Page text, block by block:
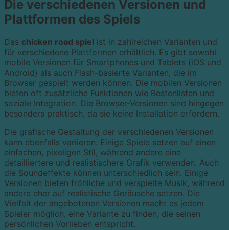
Die verschiedenen Versionen und
Plattformen des Spiels
Das chicken road spiel ist in zahlreichen Varianten und
für verschiedene Plattformen erhältlich. Es gibt sowohl
mobile Versionen für Smartphones und Tablets (iOS und
Android) als auch Flash-basierte Varianten, die im
Browser gespielt werden können. Die mobilen Versionen
bieten oft zusätzliche Funktionen wie Bestenlisten und
soziale Integration. Die Browser-Versionen sind hingegen
besonders praktisch, da sie keine Installation erfordern.
Die grafische Gestaltung der verschiedenen Versionen
kann ebenfalls variieren. Einige Spiele setzen auf einen
einfachen, pixeligen Stil, während andere eine
detailliertere und realistischere Grafik verwenden. Auch
die Soundeffekte können unterschiedlich sein. Einige
Versionen bieten fröhliche und verspielte Musik, während
andere eher auf realistische Geräusche setzen. Die
Vielfalt der angebotenen Versionen macht es jedem
Spieler möglich, eine Variante zu finden, die seinen
persönlichen Vorlieben entspricht.